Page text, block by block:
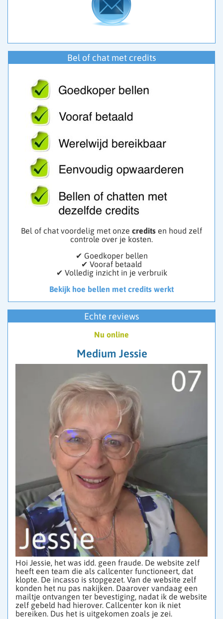
Bel of chat met credits
Bel of chat voordelig met onze credits en houd zelf
controle over je kosten.
✔ Goedkoper bellen
✔ Vooraf betaald
✔ Volledig inzicht in je verbruik
Bekijk hoe bellen met credits werkt
Echte reviews
Nu online
Medium Jessie
Hoi Jessie, het was idd. geen fraude. De website zelf
heeft een team die als callcenter functioneert, dat
klopte. De incasso is stopgezet. Van de website zelf
konden het nu pas nakijken. Daarover vandaag een
mailtje ontvangen ter bevestiging, nadat ik de website
zelf gebeld had hierover. Callcenter kon ik niet
bereiken. Dus het is uitgekomen zoals je zei.